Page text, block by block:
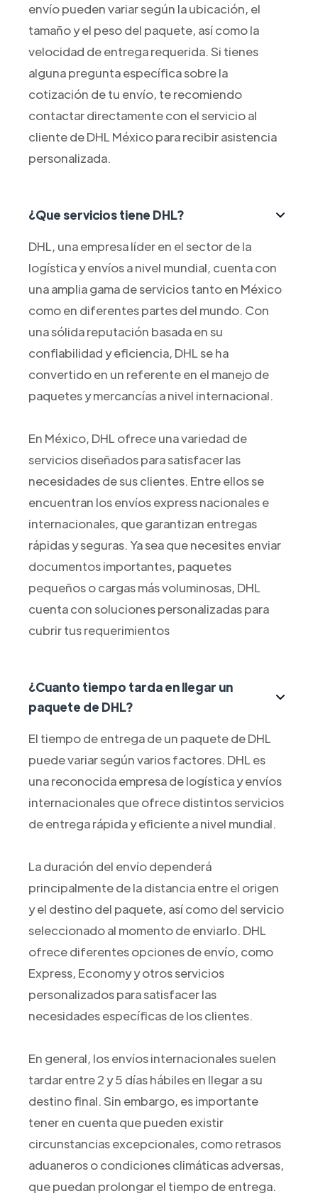
envío pueden variar según la ubicación, el
tamaño y el peso del paquete, así como la
velocidad de entrega requerida. Si tienes
alguna pregunta específica sobre la
cotización de tu envío, te recomiendo
contactar directamente con el servicio al
cliente de DHL México para recibir asistencia
personalizada.
¿Que servicios tiene DHL?
DHL, una empresa líder en el sector de la
logística y envíos a nivel mundial, cuenta con
una amplia gama de servicios tanto en México
como en diferentes partes del mundo. Con
una sólida reputación basada en su
confiabilidad y eficiencia, DHL se ha
convertido en un referente en el manejo de
paquetes y mercancías a nivel internacional.
En México, DHL ofrece una variedad de
servicios diseñados para satisfacer las
necesidades de sus clientes. Entre ellos se
encuentran los envíos express nacionales e
internacionales, que garantizan entregas
rápidas y seguras. Ya sea que necesites enviar
documentos importantes, paquetes
pequeños o cargas más voluminosas, DHL
cuenta con soluciones personalizadas para
cubrir tus requerimientos
¿Cuanto tiempo tarda en llegar un
paquete de DHL?
El tiempo de entrega de un paquete de DHL
puede variar según varios factores. DHL es
una reconocida empresa de logística y envíos
internacionales que ofrece distintos servicios
de entrega rápida y eficiente a nivel mundial.
La duración del envío dependerá
principalmente de la distancia entre el origen
y el destino del paquete, así como del servicio
seleccionado al momento de enviarlo. DHL
ofrece diferentes opciones de envío, como
Express, Economy y otros servicios
personalizados para satisfacer las
necesidades específicas de los clientes.
En general, los envíos internacionales suelen
tardar entre 2 y 5 días hábiles en llegar a su
destino final. Sin embargo, es importante
tener en cuenta que pueden existir
circunstancias excepcionales, como retrasos
aduaneros o condiciones climáticas adversas,
que puedan prolongar el tiempo de entrega.